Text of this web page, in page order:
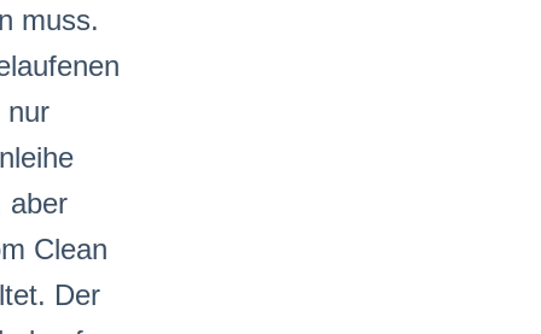
muss.
nur
aber
Clean
Der